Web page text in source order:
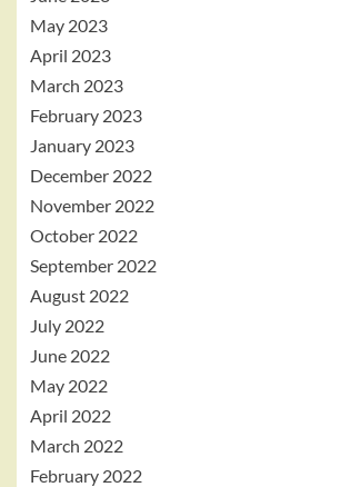
May 2023
April 2023
March 2023
February 2023
January 2023
December 2022
November 2022
October 2022
September 2022
August 2022
July 2022
June 2022
May 2022
April 2022
March 2022
February 2022